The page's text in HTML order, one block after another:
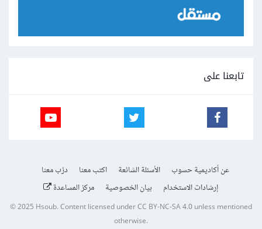
تابعنا على
عن أكاديمية حسوب الأسئلة الشائعة اكتب معنا
درّب معنا
إرشادات الاستخدام
بيان الخصوصية مركز المساعدة
© 2025Hsoub.Content licensed underCC BY-NC-SA 4.0unless mentioned
otherwise.